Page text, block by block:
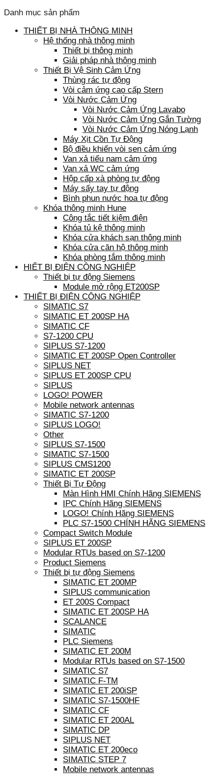
Danh mục sản phẩm
THIẾT BỊ NHÀ THÔNG MINH
Hệ thống nhà thông minh
Thiết bị thông minh
Giải pháp nhà thông minh
Thiết Bị Vệ Sinh Cảm Ứng
Thùng rác tự động
Vòi cảm ứng cao cấp Stern
Vòi Nước Cảm Ứng
Vòi Nước Cảm Ứng Lavabo
Vòi Nước Cảm Ứng Gắn Tường
Vòi Nước Cảm Ứng Nóng Lạnh
Máy Xịt Cồn Tự Động
Bộ điều khiển vòi sen cảm ứng
Van xả tiểu nam cảm ứng
Van xả WC cảm ứng
Hộp cấp xà phòng tự động
Máy sấy tay tự động
Bình phun nước hoa tự động
Khóa thông minh Hune
Công tắc tiết kiệm điện
Khóa tủ kệ thông minh
Khóa cửa khách sạn thông minh
Khóa cửa căn hộ thông minh
Khóa phòng tắm thông minh
HIẾT BỊ ĐIỆN CÔNG NGHIỆP
Thiết bị tự động Siemens
Module mở rộng ET200SP
THIẾT BỊ ĐIỆN CÔNG NGHIỆP
SIMATIC S7
SIMATIC ET 200SP HA
SIMATIC CF
S7-1200 CPU
SIPLUS S7-1200
SIMATIC ET 200SP Open Controller
SIPLUS NET
SIPLUS ET 200SP CPU
SIPLUS
LOGO! POWER
Mobile network antennas
SIMATIC S7-1200
SIPLUS LOGO!
Other
SIPLUS S7-1500
SIMATIC S7-1500
SIPLUS CMS1200
SIMATIC ET 200SP
Thiết Bị Tự Động
Màn Hình HMI Chính Hãng SIEMENS
IPC Chính Hãng SIEMENS
LOGO! Chính Hãng SIEMENS
PLC S7-1500 CHÍNH HÃNG SIEMENS
Compact Switch Module
SIPLUS ET 200SP
Modular RTUs based on S7-1200
Product Siemens
Thiết bị tự động Siemens
SIMATIC ET 200MP
SIPLUS communication
ET 200S Compact
SIMATIC ET 200SP HA
SCALANCE
SIMATIC
PLC Siemens
SIMATIC ET 200M
Modular RTUs based on S7-1500
SIMATIC S7
SIMATIC F-TM
SIMATIC ET 200iSP
SIMATIC S7-1500HF
SIMATIC CF
SIMATIC ET 200AL
SIMATIC DP
SIPLUS NET
SIMATIC ET 200eco
SIMATIC STEP 7
Mobile network antennas